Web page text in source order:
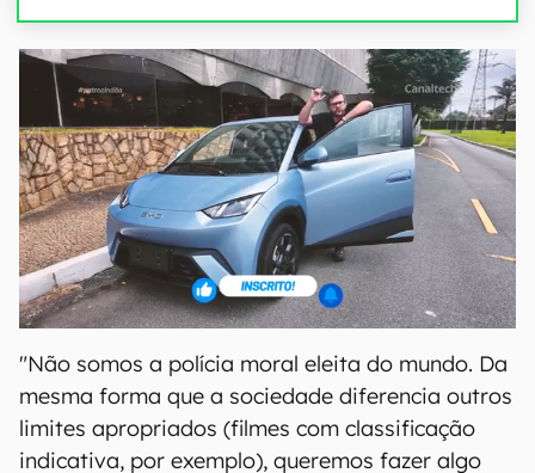
"Não somos a polícia moral eleita do mundo. Da
mesma forma que a sociedade diferencia outros
limites apropriados (filmes com classificação
indicativa, por exemplo), queremos fazer algo